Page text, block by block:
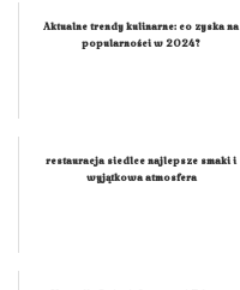
Aktualne trendy kulinarne: co zyska na
popularności w 2024?
restauracja siedlce najlepsze smaki i
wyjątkowa atmosfera